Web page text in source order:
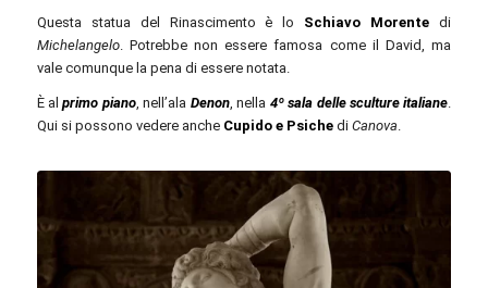
Questa statua del Rinascimento è lo Schiavo Morente di
Michelangelo. Potrebbe non essere famosa come il David, ma
vale comunque la pena di essere notata.
È alprimo piano, nell’ala Denon, nella 4º sala delle sculture italiane.
Qui si possono vedere anche Cupido e Psichedi Canova.